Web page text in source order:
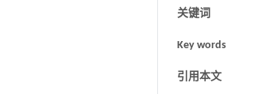
关键词
Key words
引用本文